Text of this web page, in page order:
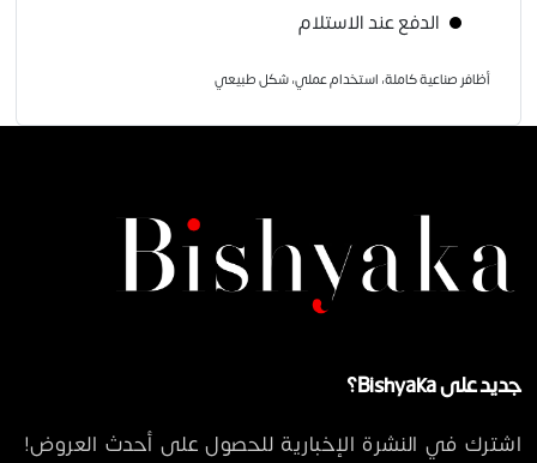
الدفع عند الاستلام
أظافر صناعية كاملة، استخدام عملي، شكل طبيعي
جديد على Bishyaka؟
اشترك في النشرة الإخبارية للحصول على أحدث العروض!